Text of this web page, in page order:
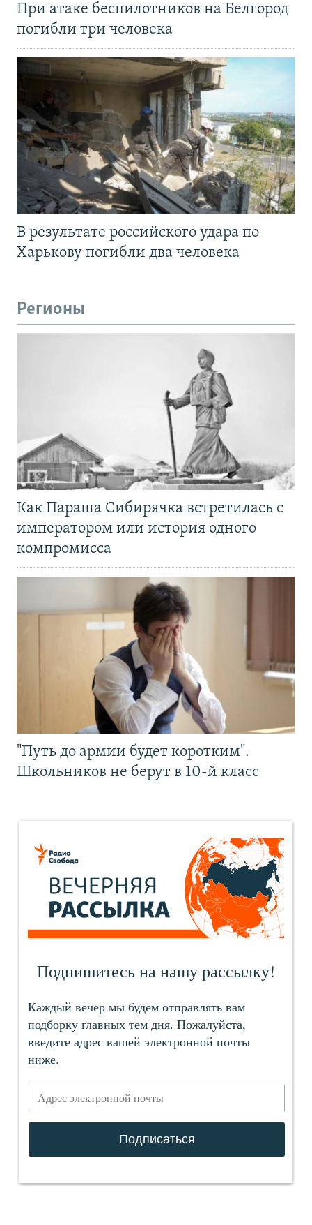
При атаке беспилотников на Белгород
погибли три человека
В результате российского удара по
Харькову погибли два человека
Регионы
Как Параша Сибирячка встретилась с
императором или история одного
компромисса
"Путь до армии будет коротким".
Школьников не берут в 10-й класс